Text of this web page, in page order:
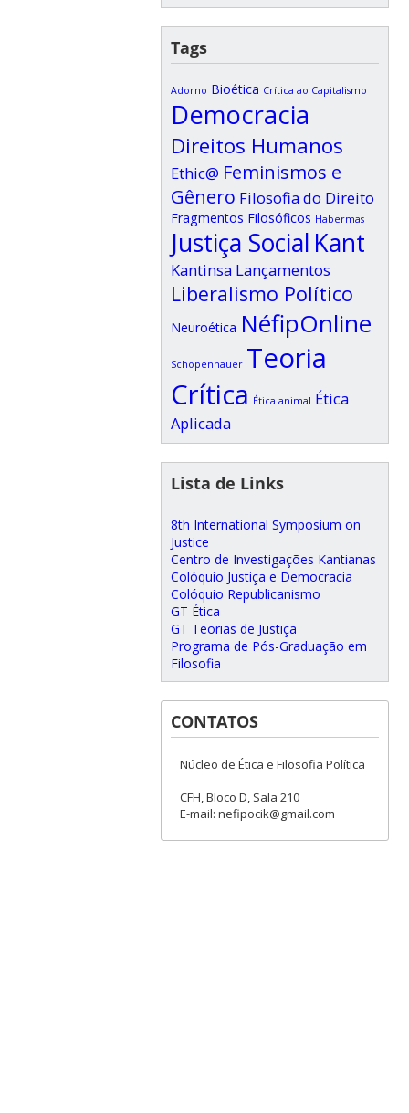
Tags
Adorno Bioética Crítica ao Capitalismo
Democracia
Direitos Humanos
Ethic@ Feminismos e
Gênero Filosofia do Direito
Fragmentos Filosóficos Habermas
Justiça Social Kant
Kantinsa Lançamentos
Liberalismo Político
Neuroética NéfipOnline
Schopenhauer Teoria
Crítica Ética animal Ética
Aplicada
Lista de Links
8th International Symposium on
Justice
Centro de Investigações Kantianas
Colóquio Justiça e Democracia
Colóquio Republicanismo
GT Ética
GT Teorias de Justiça
Programa de Pós-Graduação em
Filosofia
CONTATOS
Núcleo de Ética e Filosofia Política
CFH, Bloco D, Sala 210
E-mail: nefipocik@gmail.com